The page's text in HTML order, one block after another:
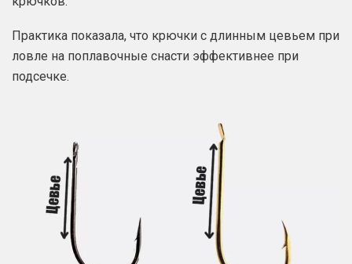
Практика показала, что крючки с длинным цевьем при
ловле на поплавочные снасти эффективнее при
подсечке.